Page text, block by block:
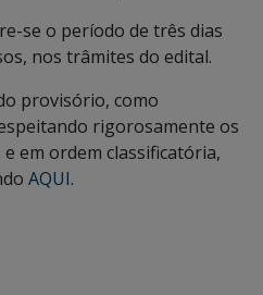
se o período de três dias
nos trâmites do edital.
provisório, como
rigorosamente os
em ordem classificatória,
AQUI.